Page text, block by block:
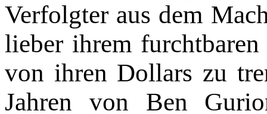
Verfolgter aus dem
lieber ihrem
von ihren Dollars zu
Jahren von Ben